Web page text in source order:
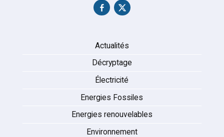
Actualités
Décryptage
Électricité
Energies Fossiles
Energies renouvelables
Environnement